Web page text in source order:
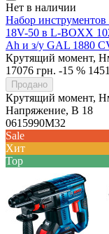
Нет в наличии
Набор инструментов
18V-50 в L-BOXX
Ah и з/у GAL 1880
Крутящий момент,
17076 грн. -15 %
Продано
Крутящий момент,
Напряжение, В 18
0615990M32
Sale
Хит
Top